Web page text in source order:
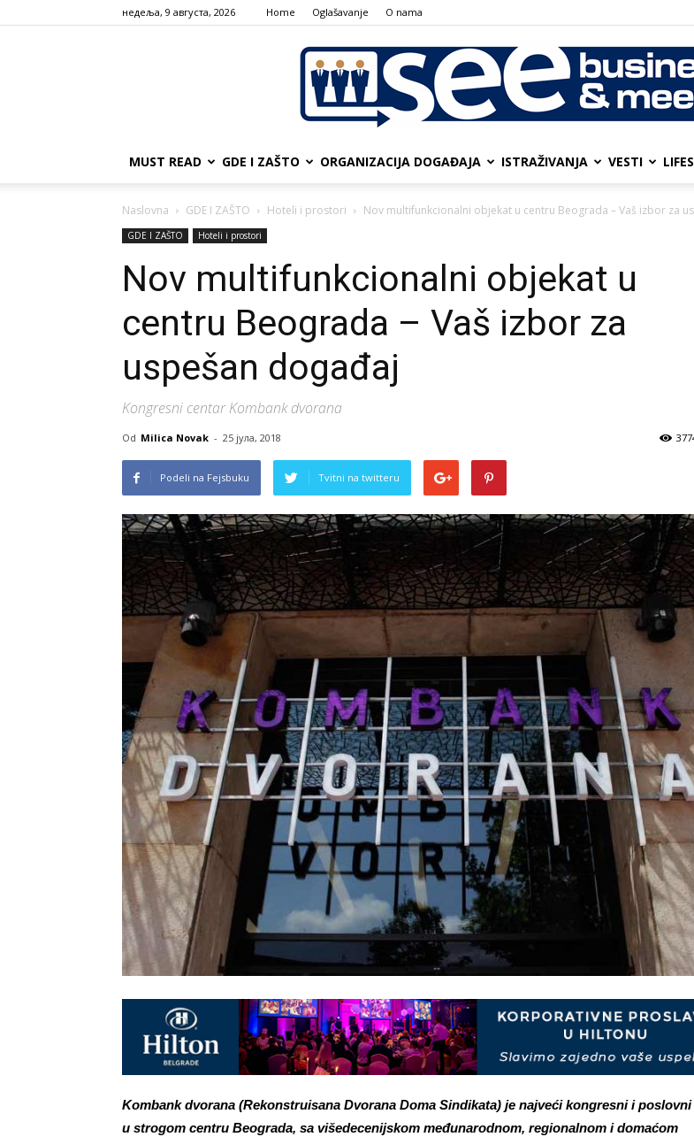
недеља, 9 августа, 2026 Home Oglašavanje О nama
meetings
magazine
MUST READ GDE I ZAŠTO ORGANIZACIJA DOGAĐAJA ISTRAŽIVANJA VESTI
Naslovna GDE I ZAŠTO Hoteli i prostori Nov multifunkcionalni objekat u centru Beograda – Vaš izbor za
GDE I ZAŠTO Hoteli i prostori
Nov multifunkcionalni objekat u
centru Beograda – Vaš izbor za
uspešan događaj
Kongresni centar Kombank dvorana
Od Milica Novak - 25 јула, 2018
Podeli na Fejsbuku Tvitni na twitteru
Kombank dvorana (Rekonstruisana Dvorana Doma Sindikata) je najveći kongresni i
u strogom centru Beograda, sa višedecenijskom međunarodnom, regionalnom i domaćom